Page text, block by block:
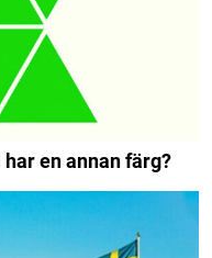
en annan färg?